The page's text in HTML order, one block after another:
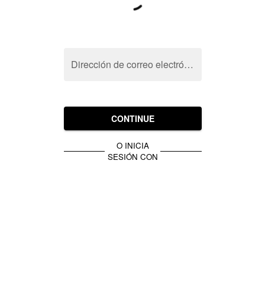
Dirección de correo electrónico
CONTINUE
O INICIA
SESIÓN CON